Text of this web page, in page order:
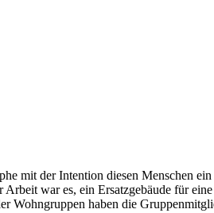
mit der Intention diesen Menschen
war es, ein Ersatzgebäude für
Wohngruppen haben die